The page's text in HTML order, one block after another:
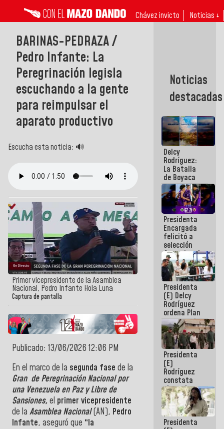
Chávez invicto Noticias ↓
BARINAS-PEDRAZA /
Pedro Infante: La
Peregrinación legisla
escuchando a la gente
para reimpulsar el
aparato productivo
Escucha esta noticia: 🔊
Primer vicepresidente de la Asamblea
Nacional, Pedro Infante Hola Luna
Captura de pantalla
Publicado: 13/06/2026 12:06 PM
En el marco de la segunda fase de la
Gran de Peregrinación Nacional por
una Venezuela en Paz y Libre de
Sansiones, el primer vicepresidente
de la Asamblea Nacional(AN), Pedro
Infante, aseguró que “la
Noticias
destacadas
Delcy
Rodríguez:
La Batalla
de Boyaca
representa
un capítulo
decisivo en
la gesta
emancipadora
de nuestra
América
Presidenta
Encargada
felicitó a
selección
femenina de
baloncesto
por su
clasificación
a la
AmeriCup
2027
Presidenta
(E) Delcy
Rodríguez
ordena Plan
maestro de
desarrollo
logístico y
turístico
para La
Guaira
Presidenta
(E)
Rodríguez
constata
obras de
rehabilitación
de Escuela
Militar de
Mamo en La
Presidenta